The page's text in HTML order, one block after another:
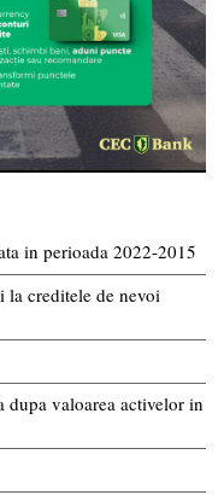
in perioada 2022-2015
creditele de nevoi
valoarea activelor in